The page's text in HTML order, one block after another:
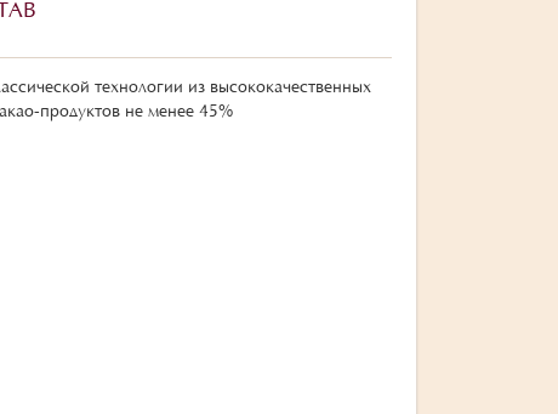
технологии из высококачественных
продуктов не менее 45%